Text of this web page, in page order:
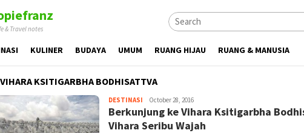
& Travel notes
KULINER BUDAYA UMUM RUANG HIJAU RUANG & MANUSIA
VIHARA KSITIGARBHA BODHISATTVA
DESTINASI yopiefranz
October 28, 2016
Berkunjung ke Vihara Ksitigarbha
Vihara Seribu Wajah